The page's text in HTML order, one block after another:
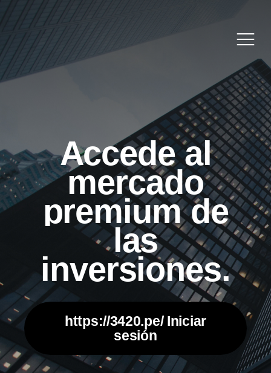
Descubre 3420
Servicios
Nosotros
Contáctanos
Accede al
mercado
premium de
las
inversiones.
https://3420.pe/ Iniciar
sesión